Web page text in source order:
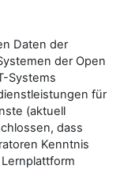
Daten der
der Open
Systems
für
(aktuell
dass
Kenntnis